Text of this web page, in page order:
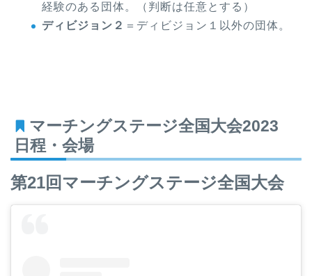
経験のある団体。（判断は任意とする）
ディビジョン２ ＝ディビジョン１以外の団体。
マーチングステージ全国大会2023
日程・会場
第21回マーチングステージ全国大会